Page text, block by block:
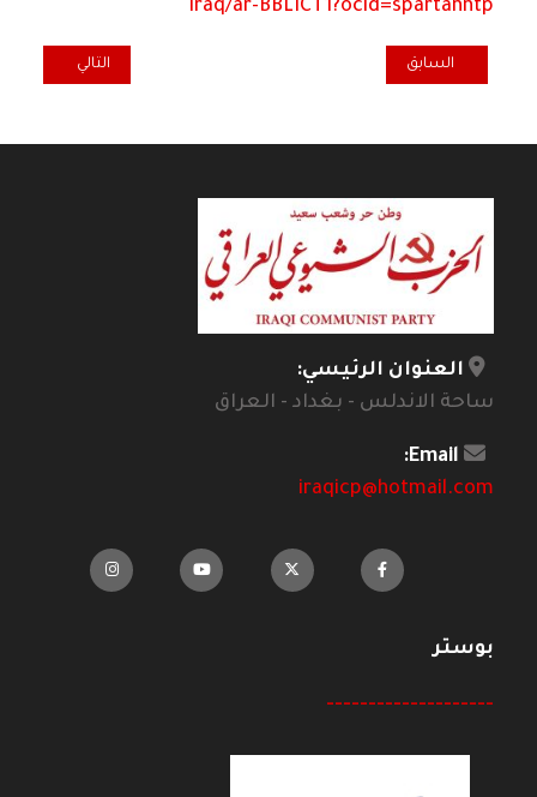
iraq/ar-BBLICT1?ocid=spartanntp
المقال السابق: رحيل المفكر سمير أمين
السابق المقال التالي:
التالي
العنوان الرئيسي:
ساحة الاندلس - بغداد - العراق
Email:
iraqicp@hotmail.com
بوستر
--------------------